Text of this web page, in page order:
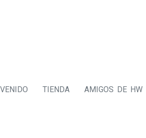
TIENDA AMIGOS DE HW